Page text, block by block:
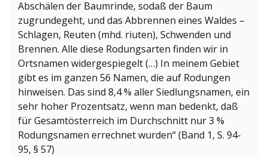
Abschälen der Baumrinde, sodaß der Baum
zugrundegeht, und das Abbrennen eines Waldes –
Schlagen, Reuten (mhd. riuten), Schwenden und
Brennen. Alle diese Rodungsarten finden wir in
Ortsnamen widergespiegelt (…) In meinem Gebiet
gibt es im ganzen 56 Namen, die auf Rodungen
hinweisen. Das sind 8,4 % aller Siedlungsnamen, ein
sehr hoher Prozentsatz, wenn man bedenkt, daß
für Gesamtösterreich im Durchschnitt nur 3 %
Rodungsnamen errechnet wurden“ (Band 1, S. 94-
95, § 57)